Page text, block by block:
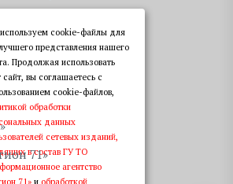
71»
cookie-файлы для
представления нашего
Продолжая использовать
сайт, вы соглашаетесь с
cookie-файлов,
обработки
данных
сетевых изданий,
в состав ГУ ТО
агентство
71»и обработкой